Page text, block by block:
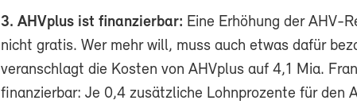
3. AHVplus ist finanzierbar: Eine Erhöhung der AHV-
nicht gratis. Wer mehr will, muss auch etwas dafür
veranschlagt die Kosten von AHVplus auf 4,1 Mia.
finanzierbar: Je 0,4 zusätzliche Lohnprozente für den